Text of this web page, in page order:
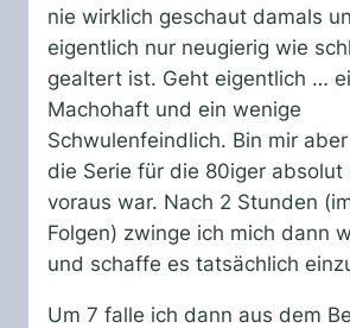
nie wirklich geschaut damals
eigentlich nur neugierig wie
gealtert ist. Geht eigentlich …
Machohaft und ein wenige
Schwulenfeindlich. Bin mir
die Serie für die 80iger absolut
voraus war. Nach 2 Stunden
Folgen) zwinge ich mich dann
und schaffe es tatsächlich
Um 7 falle ich dann aus dem